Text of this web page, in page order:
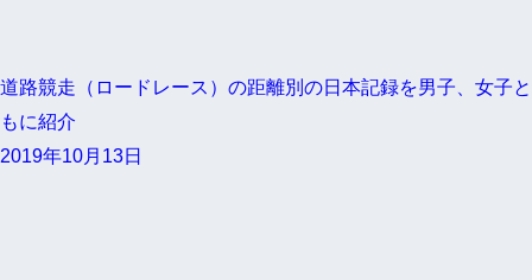
道路競走（ロードレース）の距離別の日本記録を男子、女子と
もに紹介
2019年10月13日